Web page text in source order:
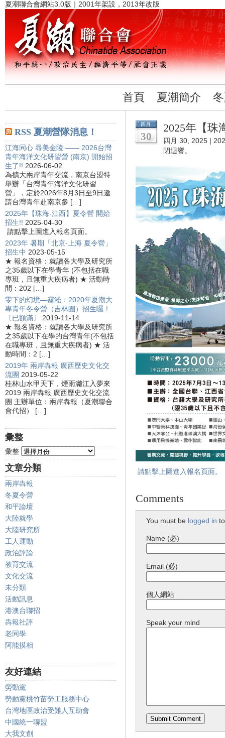
夏潮聯合會網站3.0版｜2001年架設，2013年改版
首頁 夏潮簡介
RSS 夏潮營隊消息！
江海同心 尋美金陵 —— 2026台灣
青年海洋文化研習營 (南京) 開始招
生了!! 2026-06-02
為擴大兩岸青年交流，南京台盟特
舉辦「台灣青年海洋文化研習
營」，定於2026年8月3日至9日邀
請台灣青年赴南京參 […]
2025年【珠海-江西】夏令營 開始
招生!! 2025-04-30
請點擊上圖進入報名頁面。
2023年 暑期「北京-上海 夏令營」
招生中 2023-05-15
★ 報名資格：就讀各大學及研究所
之35歲以下在學青年 (不包括在職
專班，且無重大疾病者) ★ 活動時
間：202 […]
零下的幻境—霧淞：2020年夏潮大
專青年冬令營（吉林團）招生囉！
〔已額滿〕
2019-11-14
★ 報名資格：就讀各大學及研究所
之35歲以下在學的台灣青年(不包括
在職專班，且無重大疾病者) ★ 活
動時間：2 […]
2019年 兩岸犇報 廣西歷史文化交
流團 2019-05-22
桂林山水甲天下，煙雨灕江入夢來
2019 兩岸犇報 廣西歷史文化交流
團 主辦單位：兩岸犇報（夏潮聯合
會代招） […]
彙整
彙整
文章分類
兩岸犇報
冬夏令營
和平論壇
大陸就學
大陸研究所
工人運動
政治評論
教育交流
文化交流
未分類
活動訊息
港澳台聯招
犇報社評
老同學
阿能摸相
友好連結
勞動黨
勞動黨桃竹苗勞工服務中心
台灣地區政治受難人互助會
中國統一聯盟
大我文創
四月
30
2025年【珠
四月 30, 2025 |
閉迴響。
請點擊上圖進入報名頁面。
Comments
You must be logged in
Name (必)
Email (必)
個人網站
Speak your mind